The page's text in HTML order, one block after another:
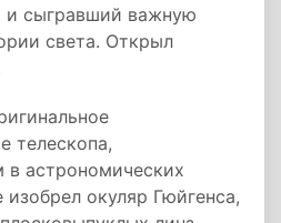
и сыгравший важную
света. Открыл
телескопа,
в астрономических
окуляр Гюйгенса,